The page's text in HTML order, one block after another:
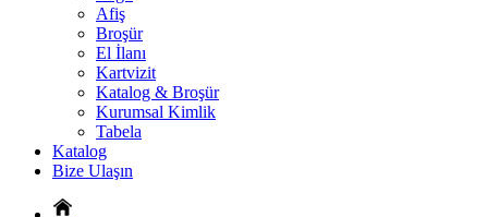
Afiş
Broşür
El İlanı
Kartvizit
Katalog & Broşür
Kurumsal Kimlik
Tabela
Katalog
Bize Ulaşın